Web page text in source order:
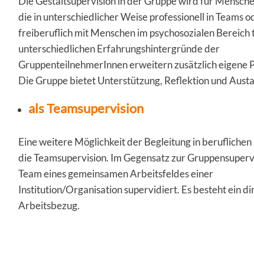
die in unterschiedlicher Weise professionell in Teams
freiberuflich mit Menschen im psychosozialen Bereich
unterschiedlichen Erfahrungshintergründe der
GruppenteilnehmerInnen erweitern zusätzlich eigene
Die Gruppe bietet Unterstützung, Reflektion und
als Teamsupervision
Eine weitere Möglichkeit der Begleitung in
die Teamsupervision. Im Gegensatz zur
Team eines gemeinsamen Arbeitsfeldes einer
Institution/Organisation supervidiert. Es besteht ein
Arbeitsbezug.